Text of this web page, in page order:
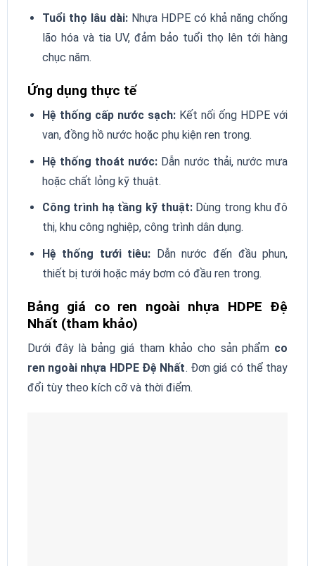
Tuổi thọ lâu dài:Nhựa HDPE có khả năng chống
lão hóa và tia UV, đảm bảo tuổi thọ lên tới hàng
chục năm.
Ứng dụng thực tế
Hệ thống cấp nước sạch:Kết nối ống HDPE với
van, đồng hồ nước hoặc phụ kiện ren trong.
Hệ thống thoát nước: Dẫn nước thải, nước mưa
hoặc chất lỏng kỹ thuật.
Công trình hạ tầng kỹ thuật:Dùng trong khu đô
thị, khu công nghiệp, công trình dân dụng.
Hệ thống tưới tiêu: Dẫn nước đến đầu phun,
thiết bị tưới hoặc máy bơm có đầu ren trong.
Bảng giá co ren ngoài nhựa HDPE Đệ
Nhất (tham khảo)
Dưới đây là bảng giá tham khảo cho sản phẩm co
ren ngoài nhựa HDPE Đệ Nhất. Đơn giá có thể thay
đổi tùy theo kích cỡ và thời điểm.